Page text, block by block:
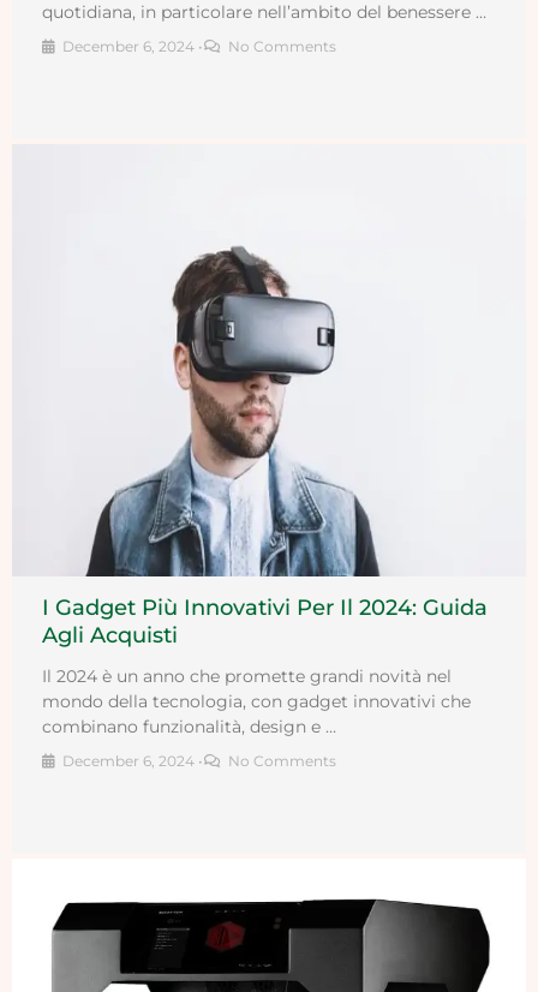
quotidiana, in particolare nell’ambito del benessere …
December 6, 2024 • No Comments
I Gadget Più Innovativi Per Il 2024: Guida
Agli Acquisti
Il 2024 è un anno che promette grandi novità nel
mondo della tecnologia, con gadget innovativi che
combinano funzionalità, design e …
December 6, 2024 • No Comments